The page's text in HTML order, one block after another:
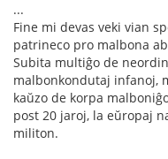
...
Fine mi devas veki vian
patrineco pro malbona
Subita multiĝo de
malbonkondutaj infanoj,
kaŭzo de korpa
post 20 jaroj, la eŭropaj
militon.